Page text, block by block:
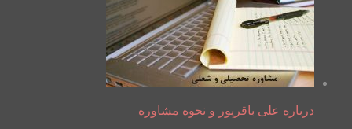
درباره علی باقرپور و نحوه مشاوره